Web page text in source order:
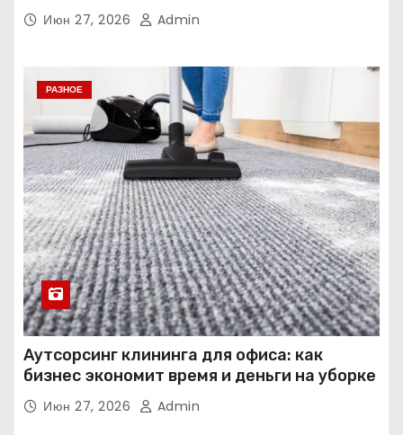
Июн 27, 2026 Admin
РАЗНОЕ
Аутсорсинг клининга для офиса: как
бизнес экономит время и деньги на уборке
Июн 27, 2026 Admin